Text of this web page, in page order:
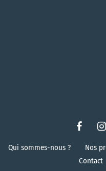
Qui sommes-nous ? Nos
Contact